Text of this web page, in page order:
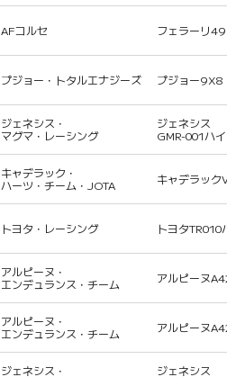
AFコルセ フェラーリ499P
プジョー・トタルエナジーズ プジョー9X8
ジェネシス・
マグマ・レーシング
ジェネシス
GMR-001ハイブ
キャデラック・
ハーツ・チーム・JOTA
キャデラックVシ
トヨタ・レーシング トヨタTR010ハ
アルピーヌ・
エンデュランス・チーム
アルピーヌA424
アルピーヌ・
エンデュランス・チーム
アルピーヌA424
ジェネシス・
ジェネシス